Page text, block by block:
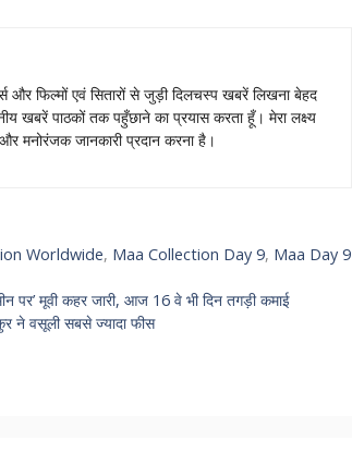
और फिल्मों एवं सितारों से जुड़ी दिलचस्प खबरें लिखना बेहद
खबरें पाठकों तक पहुँछाने का प्रयास करता हूँ। मेरा लक्ष्य
मनोरंजक जानकारी प्रदान करना है।
Worldwide, Maa Collection Day 9, Maa Day 9
मूवी कहर जारी, आज 16 वे भी दिन तगड़ी कमाई
वसूली सबसे ज्यादा फीस